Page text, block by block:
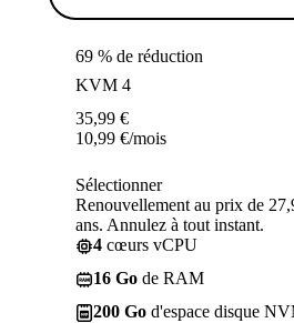
69 % de réduction
KVM 4
35,99 €
10,99 €/mois
Sélectionner
Renouvellement au prix de
ans. Annulez à tout instant.
4 cœurs vCPU
16 Go de RAM
200 Go d'espace disque